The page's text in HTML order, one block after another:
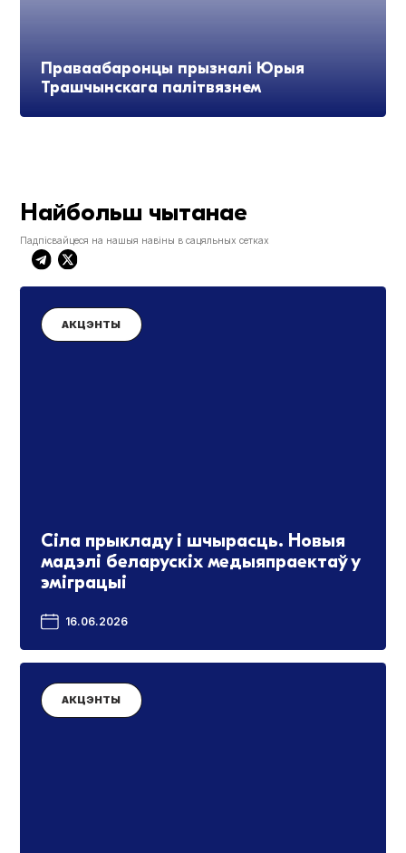
Праваабаронцы прызналі Юрыя
Трашчынскага палітвязнем
Найбольш чытанае
Падпісвайцеся на нашыя навіны в сацяльных сетках
АКЦЭНТЫ
Сіла прыкладу і шчырасць. Новыя
мадэлі беларускіх медыяпраектаў у
эміграцыі
16.06.2026
АКЦЭНТЫ